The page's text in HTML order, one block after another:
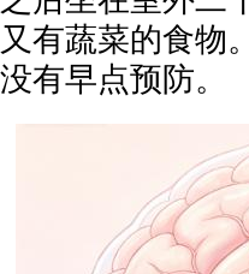
又有蔬菜的食物
没有早点预防。